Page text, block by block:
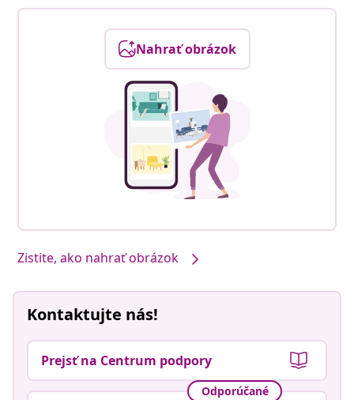
Nahrať obrázok
Zistite, ako nahrať obrázok
Kontaktujte nás!
Prejsť na Centrum podpory
Odporúčané